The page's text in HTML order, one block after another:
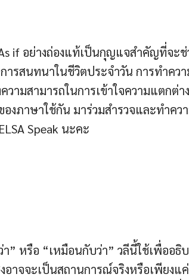
As if อย่างถ่องแท้เป็นกุญแจสำคัญที่จ
ารสนทนาในชีวิตประจำวัน การทำคว
วามสามารถในการเข้าใจความแตกต่
งภาษาใช้กัน มาร่วมสำรวจและทำคว
Speak นะคะ
า” หรือ “เหมือนกับว่า” วลีนี้ใช้เพื่ออ
าจจะเป็นสถานการณ์จริงหรือเพียงแ